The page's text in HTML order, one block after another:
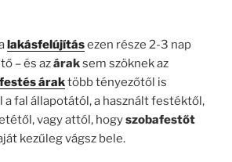
lakásfelújításezen része 2-3 nap
– és azáraksem szöknek az
festés áraktöbb tényezőtől is
a fal állapotától, a használt festéktől,
vagy attól, hogyszobafestőt
kezűleg vágsz bele.